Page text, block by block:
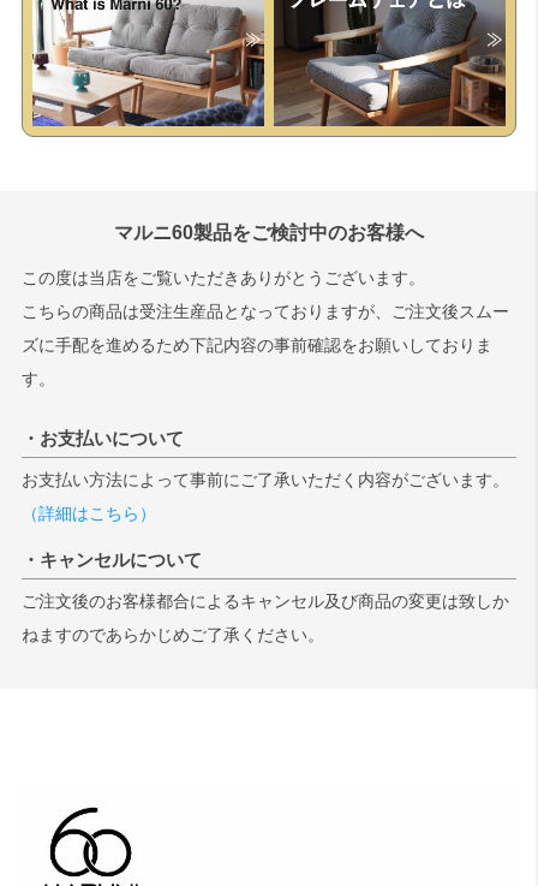
マルニ60製品をご検討中のお客様へ
この度は当店をご覧いただきありがとうございます。
こちらの商品は受注生産品となっておりますが、ご注文後スムー
ズに手配を進めるため下記内容の事前確認をお願いしておりま
す。
・お支払いについて
お支払い方法によって事前にご了承いただく内容がございます。
（詳細はこちら）
・キャンセルについて
ご注文後のお客様都合によるキャンセル及び商品の変更は致しか
ねますのであらかじめご了承ください。